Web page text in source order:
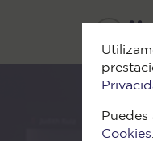
Cookies.